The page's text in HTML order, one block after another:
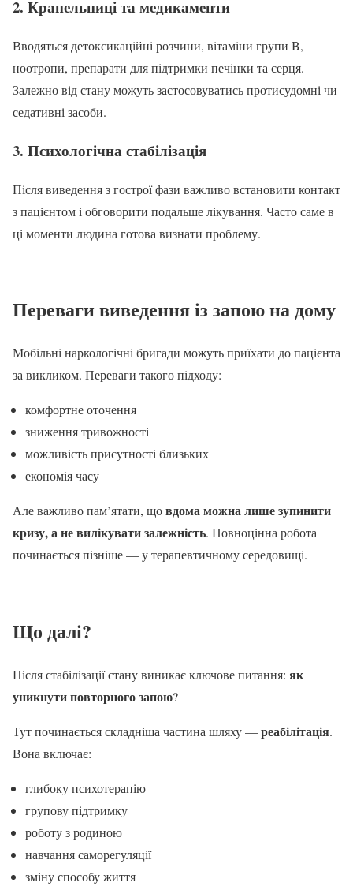
2. Крапельниці та медикаменти
Вводяться детоксикаційні розчини, вітаміни групи B,
ноотропи, препарати для підтримки печінки та серця.
Залежно від стану можуть застосовуватись протисудомні чи
седативні засоби.
3. Психологічна стабілізація
Після виведення з гострої фази важливо встановити контакт
з пацієнтом і обговорити подальше лікування. Часто саме в
ці моменти людина готова визнати проблему.
Переваги виведення із запою на дому
Мобільні наркологічні бригади можуть приїхати до пацієнта
за викликом. Переваги такого підходу:
комфортне оточення
зниження тривожності
можливість присутності близьких
економія часу
Але важливо пам’ятати, щовдома можна лише зупинити
кризу, а не вилікувати залежність. Повноцінна робота
починається пізніше — у терапевтичному середовищі.
Що далі?
Після стабілізації стану виникає ключове питання: як
уникнути повторного запою?
Тут починається складніша частина шляху —реабілітація.
Вона включає:
глибоку психотерапію
групову підтримку
роботу з родиною
навчання саморегуляції
зміну способу життя